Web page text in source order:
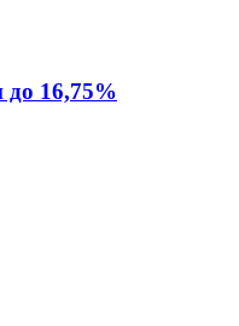
до 16,75%